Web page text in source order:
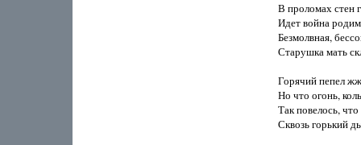
В проломах стен
Идет война
Безмолвная,
Старушка мать
Горячий пепел
Но что огонь,
Так повелось,
Сквозь горький